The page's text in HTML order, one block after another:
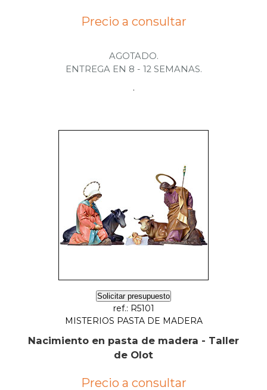
Precio a consultar
AGOTADO.
ENTREGA EN 8 - 12 SEMANAS.
.
Solicitar presupuesto
ref.: R5101
MISTERIOS PASTA DE MADERA
Nacimiento en pasta de madera - Taller
de Olot
Precio a consultar